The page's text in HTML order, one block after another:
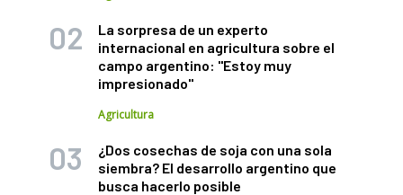
La sorpresa de un experto
internacional en agricultura sobre el
campo argentino: "Estoy muy
impresionado"
Agricultura
¿Dos cosechas de soja con una sola
siembra? El desarrollo argentino que
busca hacerlo posible